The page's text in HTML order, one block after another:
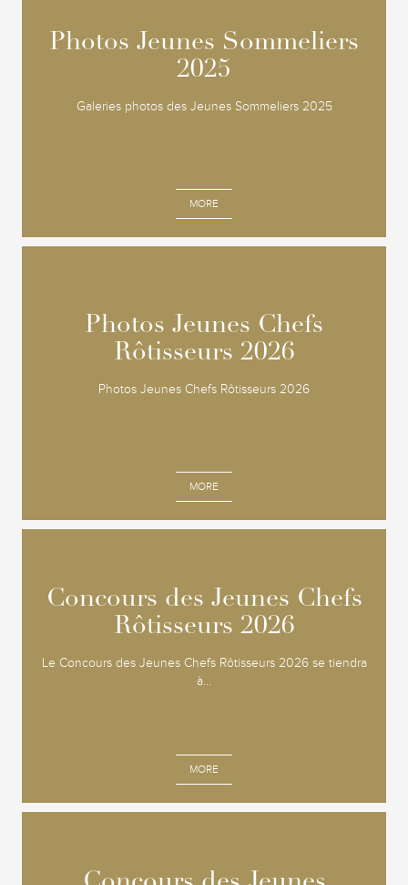
Photos Jeunes Sommeliers
2025
Galeries photos des Jeunes Sommeliers 2025
MORE
Photos Jeunes Sommeliers
2025
Photos Jeunes Chefs
Rôtisseurs 2026
Photos Jeunes Chefs Rôtisseurs 2026
MORE
Photos Jeunes Chefs
Rôtisseurs 2026
Concours des Jeunes Chefs
Rôtisseurs 2026
Le Concours des Jeunes Chefs Rôtisseurs 2026 se tiendra
à...
MORE
Concours des Jeunes Chefs
Rôtisseurs 2026